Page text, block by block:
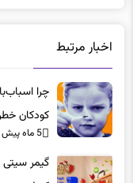
اخبار مرتبط
چرا
کودکان
5 ماه پیش
گیمر سیتی